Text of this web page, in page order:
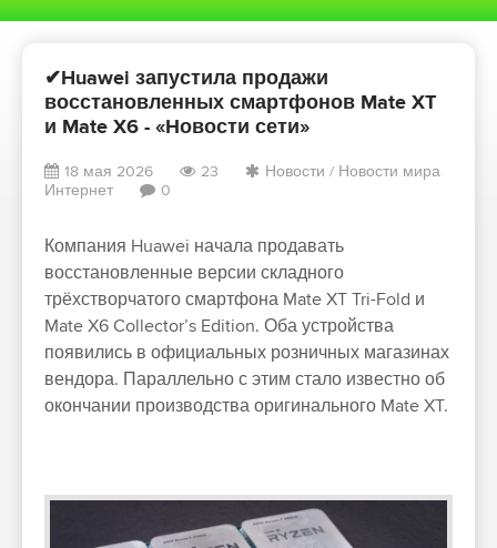
✔Huawei запустила продажи
восстановленных смартфонов Mate XT
и Mate X6 - «Новости сети»
18 мая 2026 23 Новости / Новости мира
Интернет
0
Компания Huawei начала продавать
восстановленные версии складного
трёхстворчатого смартфона Mate XT Tri-Fold и
Mate X6 Collector’s Edition. Оба устройства
появились в официальных розничных магазинах
вендора. Параллельно с этим стало известно об
окончании производства оригинального Mate XT.